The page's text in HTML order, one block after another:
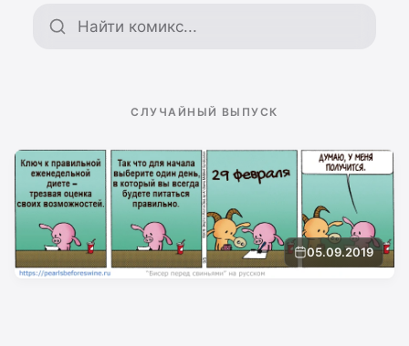
Поиск по архиву
СЛУЧАЙНЫЙ ВЫПУСК
05.09.2019